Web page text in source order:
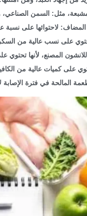
مثل: السمن الصناعي،
لاحتوائها على نسبة
على نسب عالية من
المصنع، لأنها
على كميات عالية من
المالحة في فترة